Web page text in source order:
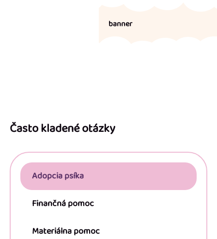
banner
Často kladené otázky
Adopcia psíka
Finančná pomoc
Materiálna pomoc